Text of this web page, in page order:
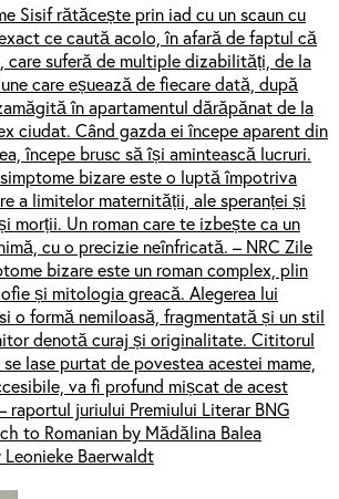
Sisif rătăcește prin iad cu un scaun cu
ce caută acolo, în afară de faptul că
care suferă de multiple dizabilități, de la
care eșuează de fiecare dată, după
în apartamentul dărăpănat de la
ciudat. Când gazda ei începe aparent din
începe brusc să își amintească lucruri.
bizare este o luptă împotriva
a limitelor maternității, ale speranței și
morții. Un roman care te izbește ca un
cu o precizie neînfricată. – NRC Zile
bizare este un roman complex, plin
și mitologia greacă. Alegerea lui
o formă nemiloasă, fragmentată și un stil
denotă curaj și originalitate. Cititorul
lase purtat de povestea acestei mame,
va fi profund mișcat de acest
raportul juriului Premiului Literar BNG
to Romanian by Mădălina Balea
Baerwaldt